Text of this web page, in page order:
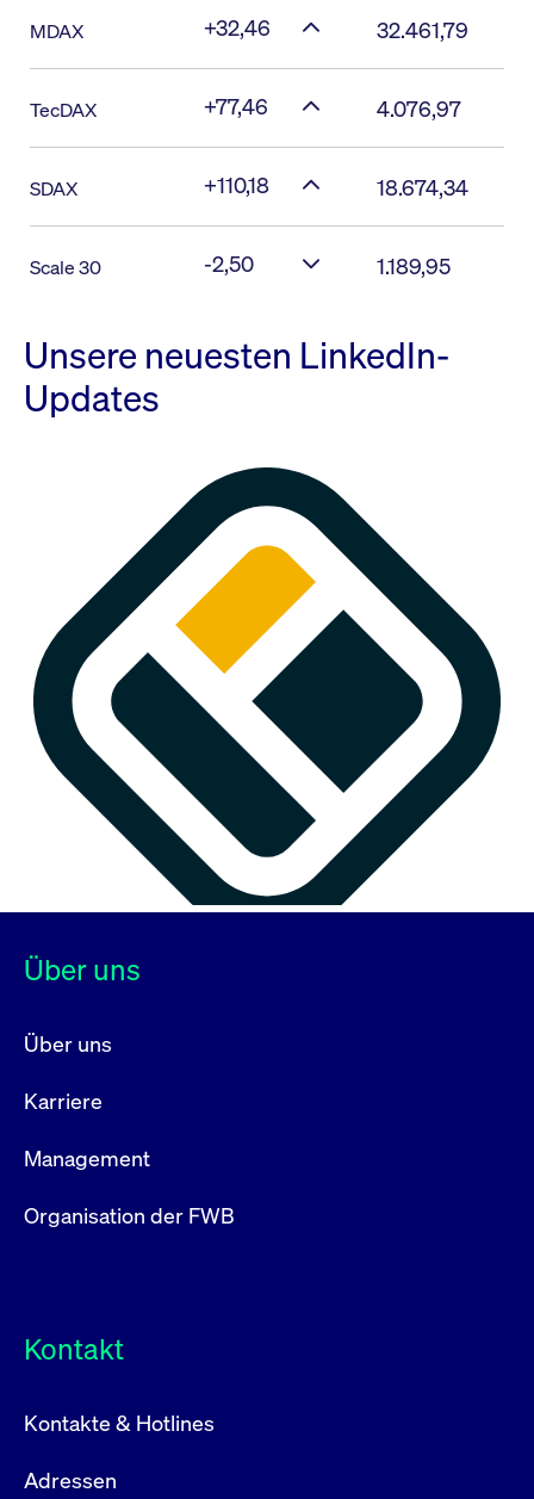
MDAX +32,46 32.461,79
TecDAX +77,46 4.076,97
SDAX +110,18 18.674,34
Scale 30 -2,50 1.189,95
Unsere neuesten LinkedIn-
Updates
Über uns
Über uns
Karriere
Management
Organisation der FWB
Kontakt
Kontakte & Hotlines
Adressen